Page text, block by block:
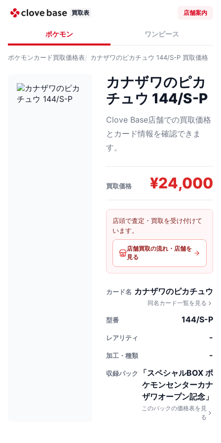
買取表 店舗案内
ポケモン ワンピース
ポケモンカード買取価格表 カナザワのピカチュウ 144/S-P 買取価格
カナザワのピカ
チュウ 144/S-P
Clove Base店舗での買取価格
とカード情報を確認できま
す。
買取価格 ¥24,000
店頭で査定・買取を受け付けて
います。
店舗買取の流れ・店舗を
見る
カード名 カナザワのピカチュウ
同名カード一覧を見る
型番 144/S-P
レアリティ -
加工・種類 -
収録パック
「スペシャルBOX ポ
ケモンセンターカナ
ザワオープン記念」
このパックの価格表を見
る